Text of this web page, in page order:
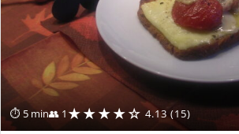
⏱ 5 min👥 1 ★★★★☆ 4.13 (15)